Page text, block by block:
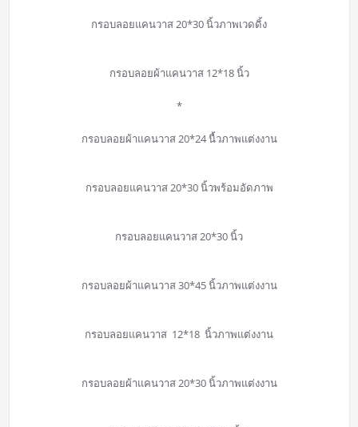
กรอบลอยแคนวาส 20*30 นิ้วภาพเวดดิ้ง
กรอบลอยผ้าแคนวาส 12*18 นิ้ว
*
กรอบลอยผ้าแคนวาส 20*24 นื้วภาพแต่งงาน
กรอบลอยแคนวาส 20*30 นิ้วพร้อมอัดภาพ
กรอบลอยแคนวาส 20*30 นิ้ว
กรอบลอยผ้าแคนวาส 30*45 นิ้วภาพแต่งงาน
กรอบลอยแคนวาส 12*18 นิ้วภาพแต่งงาน
กรอบลอยผ้าแคนวาส 20*30 นิ้วภาพแต่งงาน